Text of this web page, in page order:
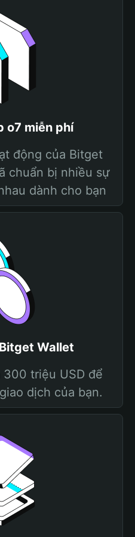
o7 miễn phí
động của Bitget
chuẩn bị nhiều sự
dành cho bạn
Wallet
triệu USD để
dịch của bạn.